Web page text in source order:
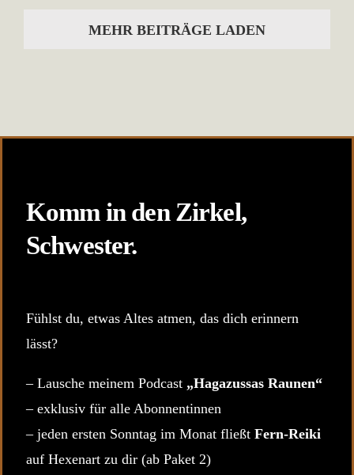
MEHR BEITRÄGE LADEN
Komm in den Zirkel,
Schwester.
Fühlst du, etwas Altes atmen, das dich erinnern
lässt?
– Lausche meinem Podcast „Hagazussas Raunen“
– exklusiv für alle Abonnentinnen
– jeden ersten Sonntag im Monat fließt Fern-Reiki
auf Hexenart zu dir (ab Paket 2)